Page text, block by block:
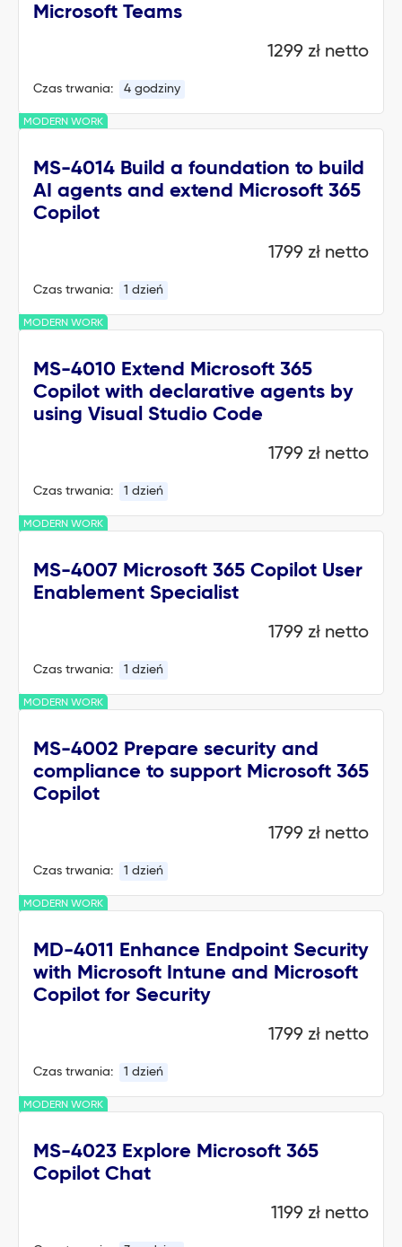
Microsoft Teams
1299 zł netto
Czas trwania: 4 godziny
MODERN WORK
MS-4014 Build a foundation to build
AI agents and extend Microsoft 365
Copilot
1799 zł netto
Czas trwania: 1 dzień
MODERN WORK
MS-4010 Extend Microsoft 365
Copilot with declarative agents by
using Visual Studio Code
1799 zł netto
Czas trwania: 1 dzień
MODERN WORK
MS-4007 Microsoft 365 Copilot User
Enablement Specialist
1799 zł netto
Czas trwania: 1 dzień
MODERN WORK
MS-4002 Prepare security and
compliance to support Microsoft 365
Copilot
1799 zł netto
Czas trwania: 1 dzień
MODERN WORK
MD-4011 Enhance Endpoint Security
with Microsoft Intune and Microsoft
Copilot for Security
1799 zł netto
Czas trwania: 1 dzień
MODERN WORK
MS-4023 Explore Microsoft 365
Copilot Chat
1199 zł netto